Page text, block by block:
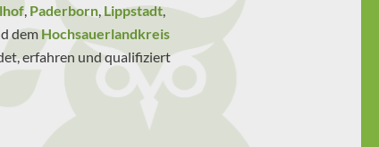
Paderborn Lippstadt,
demHochsauerlandkreis
erfahren und qualifiziert